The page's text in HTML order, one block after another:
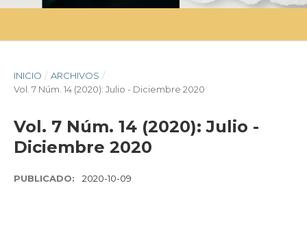
INICIO / ARCHIVOS /
Vol. 7 Núm. 14 (2020): Julio - Diciembre 2020
Vol. 7 Núm. 14 (2020): Julio -
Diciembre 2020
PUBLICADO: 2020-10-09